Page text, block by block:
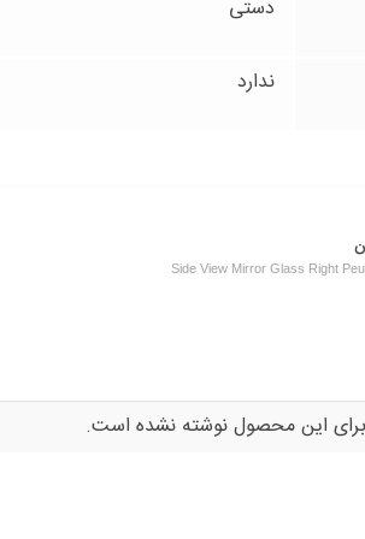
دستی
ندارد
Side View Mirror Glass Right
این محصول نوشته نشده است.